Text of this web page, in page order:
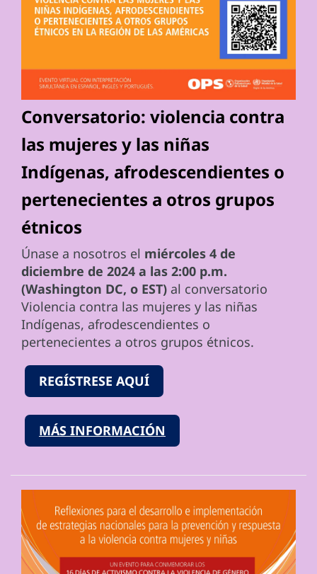
Conversatorio: violencia contra
las mujeres y las niñas
Indígenas, afrodescendientes o
pertenecientes a otros grupos
étnicos
Únase a nosotros el miércoles 4 de
diciembre de 2024 a las 2:00 p.m.
(Washington DC, o EST) al conversatorio
Violencia contra las mujeres y las niñas
Indígenas, afrodescendientes o
pertenecientes a otros grupos étnicos.
REGÍSTRESE AQUÍ
MÁS INFORMACIÓN